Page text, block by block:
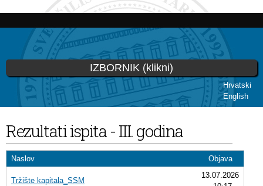
Skip to
content
Hrvatski
English
IZBORNIK (klikni)
You are here
Rezultati ispita - III. godina
Naslov Objava
Tržište kapitala_SSM
13.07.2026